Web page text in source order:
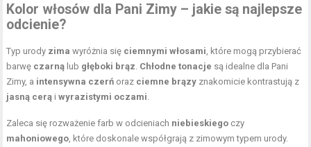
Kolor włosów dla Pani Zimy – jakie są najlepsze
odcienie?
Typ urody zima wyróżnia się ciemnymi włosami , które mogą przybierać
barwę czarną lub głęboki brąz Chłodne tonacje są idealne dla Pani
Zimy, a intensywna czerń oraz ciemne brązy znakomicie kontrastują z
jasną cerą iwyrazistymi oczami
Zaleca się rozważenie farb w odcieniach niebieskiego czy
mahoniowego , które doskonale współgrają z zimowym typem urody.